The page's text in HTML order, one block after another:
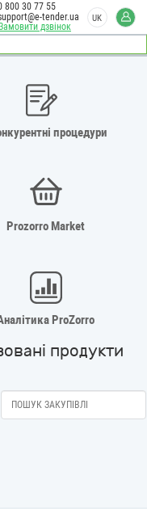
дзвінок
800 30 77 55
tender.ua
UK
процедури
Prozorro Market
ProZorro
продукти